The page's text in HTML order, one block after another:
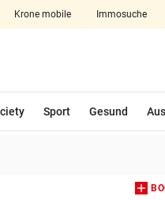
Krone mobile Immosuche
Sport Gesund